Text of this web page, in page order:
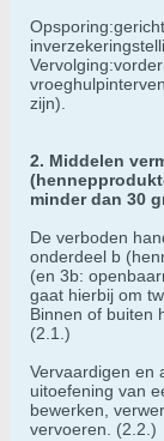
zijn).
2. Middelen
minder dan 30
De verboden
onderdeel b
(en 3b:
gaat hierbij om
Binnen of buiten
(2.1.)
Vervaardigen en
uitoefening van
bewerken,
vervoeren. (2.2.)